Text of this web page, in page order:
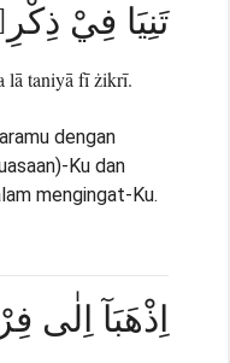
تَنِيَا فِيْ
lā taniyā fī żikrī.
dengan
Ku dan
mengingat-Ku.
اِذْهَبَآ اِلٰى